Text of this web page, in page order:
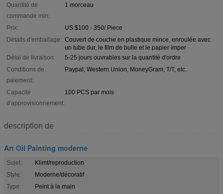
Quantité de
commande min:
1 morceau
Prix:
US $100 - 350/ Piece
Détails d'emballage: Couvert de couche en plastique mince, enroulée avec
un tube dur, le film de bulle et le papier imper
Délai de livraison:
5-25 jours ouvrables sur la quantité d'ordre
Conditions de
paiement:
Paypal, Western Union, MoneyGram, T/T, etc.
Capacité
d'approvisionnement:
100 PCS par mois
description de
Art Oil Painting moderne
Sujet:
Klimt/reproduction
Style:
Moderne/décoratif
Type:
Peint à la main